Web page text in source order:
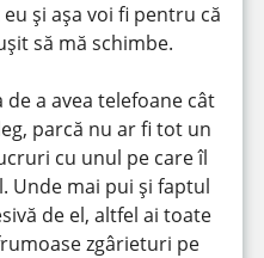
și așa voi fi pentru că
să mă schimbe.
a avea telefoane cât
parcă nu ar fi tot un
cu unul pe care îl
Unde mai pui și faptul
de el, altfel ai toate
zgârieturi pe